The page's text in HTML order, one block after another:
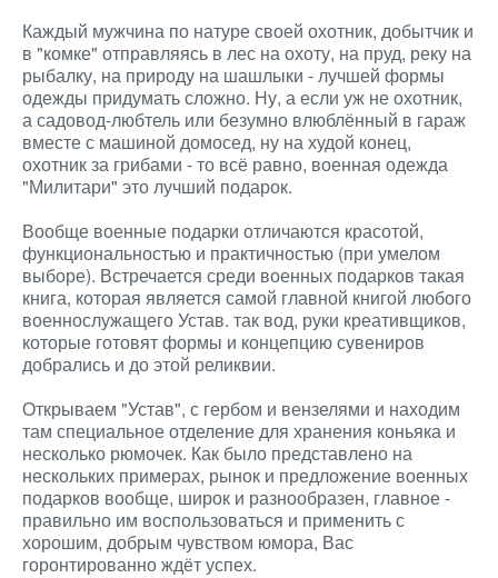
Каждый мужчина по натуре своей охотник, добытчик и
в "комке" отправляясь в лес на охоту, на пруд, реку на
рыбалку, на природу на шашлыки - лучшей формы
одежды придумать сложно. Ну, а если уж не охотник,
а садовод-любтель или безумно влюблённый в гараж
вместе с машиной домосед, ну на худой конец,
охотник за грибами - то всё равно, военная одежда
"Милитари" это лучший подарок.
Вообще военные подарки отличаются красотой,
функциональностью и практичностью (при умелом
выборе). Встречается среди военных подарков такая
книга, которая является самой главной книгой любого
военнослужащего Устав. так вод, руки креативщиков,
которые готовят формы и концепцию сувениров
добрались и до этой реликвии.
Открываем "Устав", с гербом и вензелями и находим
там специальное отделение для хранения коньяка и
несколько рюмочек. Как было представлено на
нескольких примерах, рынок и предложение военных
подарков вообще, широк и разнообразен, главное -
правильно им воспользоваться и применить с
хорошим, добрым чувством юмора, Вас
горонтированно ждёт успех.